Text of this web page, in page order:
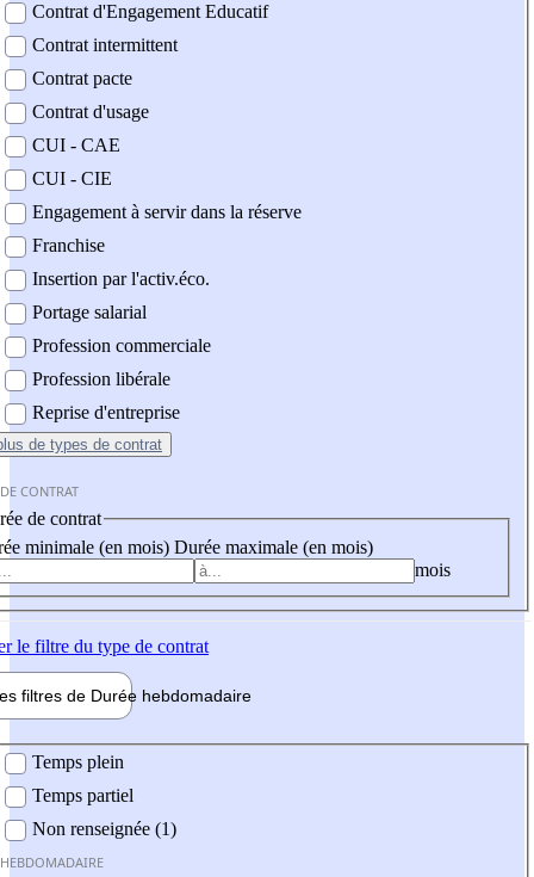
Contrat d'Engagement Educatif
Contrat intermittent
Contrat pacte
Contrat d'usage
CUI - CAE
CUI - CIE
Engagement à servir dans la réserve
Franchise
Insertion par l'activ.éco.
Portage salarial
Profession commerciale
Profession libérale
Reprise d'entreprise
de types de contrat
CONTRAT
de contrat
minimale (en mois) Durée maximale (en mois)
mois
le filtre du type de contrat
filtres de Durée hebdomadaire
Temps plein
Temps partiel
Non renseignée (1)